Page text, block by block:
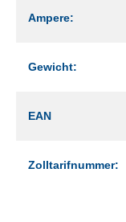
Ampere:
Gewicht:
EAN
Zolltarifnummer: